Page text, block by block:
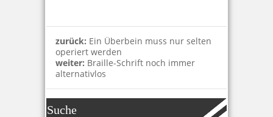
zurück: Ein Überbein muss nur selten
operiert werden
weiter: Braille-Schrift noch immer
alternativlos
Suche